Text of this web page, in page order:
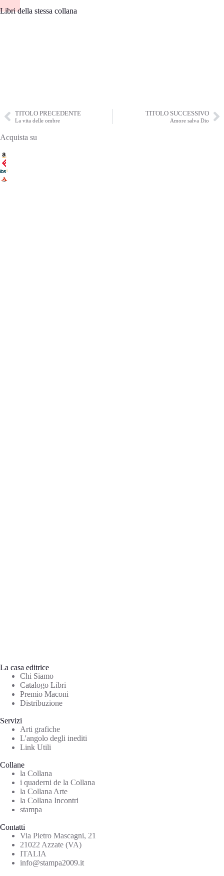
Libri della stessa collana
TITOLO PRECEDENTE
La vita delle ombre
TITOLO SUCCESSIVO
Amore salva Dio
Acquista su
La casa editrice
Chi Siamo
Catalogo Libri
Premio Maconi
Distribuzione
Servizi
Arti grafiche
L'angolo degli inediti
Link Utili
Collane
la Collana
i quaderni de la Collana
la Collana Arte
la Collana Incontri
stampa
Contatti
Via Pietro Mascagni, 21
21022 Azzate (VA)
ITALIA
info@stampa2009.it